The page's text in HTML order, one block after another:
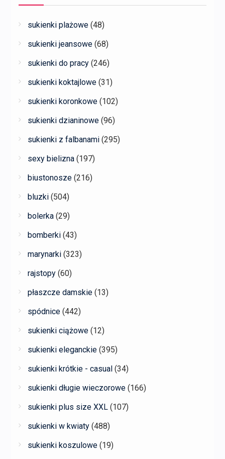
sukienki plażowe (48)
sukienki jeansowe (68)
sukienki do pracy (246)
sukienki koktajlowe (31)
sukienki koronkowe (102)
sukienki dzianinowe (96)
sukienki z falbanami (295)
sexy bielizna (197)
biustonosze (216)
bluzki (504)
bolerka (29)
bomberki (43)
marynarki (323)
rajstopy (60)
płaszcze damskie (13)
spódnice (442)
sukienki ciążowe (12)
sukienki eleganckie (395)
sukienki krótkie - casual (34)
sukienki długie wieczorowe (166)
sukienki plus size XXL (107)
sukienki w kwiaty (488)
sukienki koszulowe (19)